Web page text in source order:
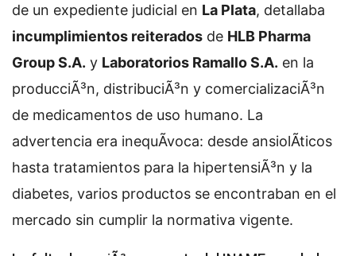
de un expediente judicial en La Plata, detallaba
incumplimientos reiterados de HLB Pharma
Group S.A. y Laboratorios Ramallo S.A. en la
producciÃ³n, distribuciÃ³n y comercializaciÃ³n
de medicamentos de uso humano. La
advertencia era inequÃ­voca: desde ansiolÃ­ticos
hasta tratamientos para la hipertensiÃ³n y la
diabetes, varios productos se encontraban en el
mercado sin cumplir la normativa vigente.